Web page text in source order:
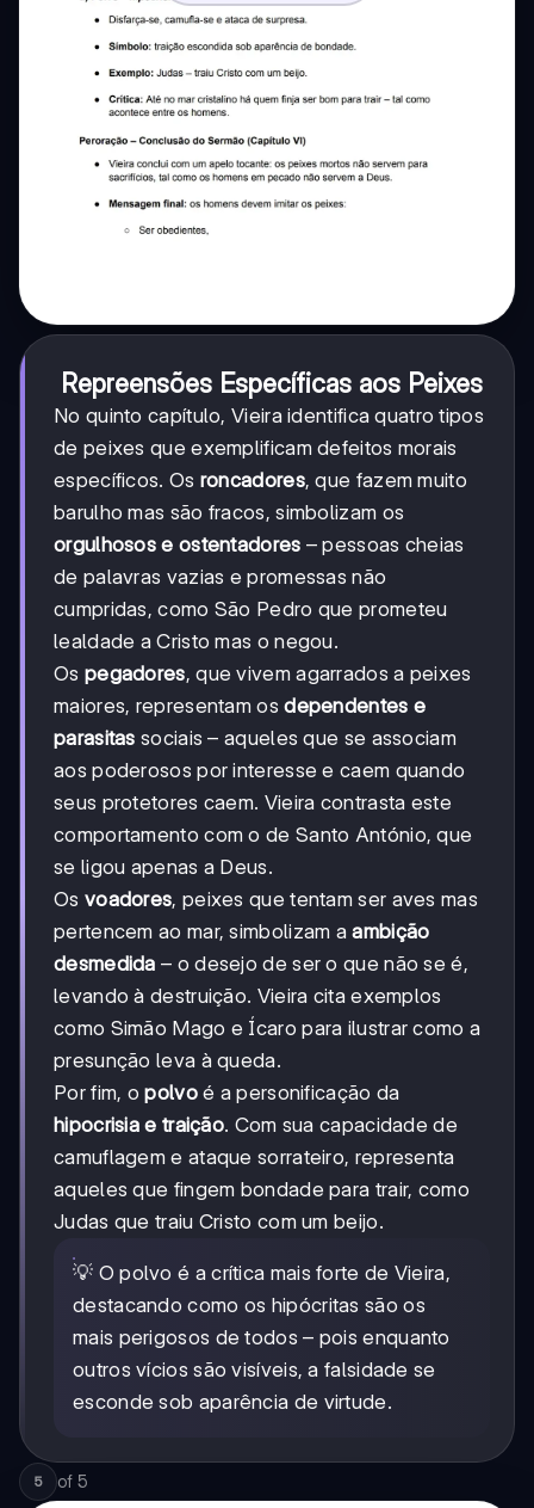
Repreensões Específicas aos Peixes
No quinto capítulo, Vieira identifica quatro tipos
de peixes que exemplificam defeitos morais
específicos. Os roncadores, que fazem muito
barulho mas são fracos, simbolizam os
orgulhosos e ostentadores – pessoas cheias
de palavras vazias e promessas não
cumpridas, como São Pedro que prometeu
lealdade a Cristo mas o negou.
Os pegadores, que vivem agarrados a peixes
maiores, representam osdependentes e
parasitas sociais – aqueles que se associam
aos poderosos por interesse e caem quando
seus protetores caem. Vieira contrasta este
comportamento com o de Santo António, que
se ligou apenas a Deus.
Os voadores, peixes que tentam ser aves mas
pertencem ao mar, simbolizam aambição
desmedida – o desejo de ser o que não se é,
levando à destruição. Vieira cita exemplos
como Simão Mago e Ícaro para ilustrar como a
presunção leva à queda.
Por fim, opolvoé a personificação da
hipocrisia e traição. Com sua capacidade de
camuflagem e ataque sorrateiro, representa
aqueles que fingem bondade para trair, como
Judas que traiu Cristo com um beijo.
💡 O polvo é a crítica mais forte de Vieira,
destacando como os hipócritas são os
mais perigosos de todos – pois enquanto
outros vícios são visíveis, a falsidade se
esconde sob aparência de virtude.
5 of 5